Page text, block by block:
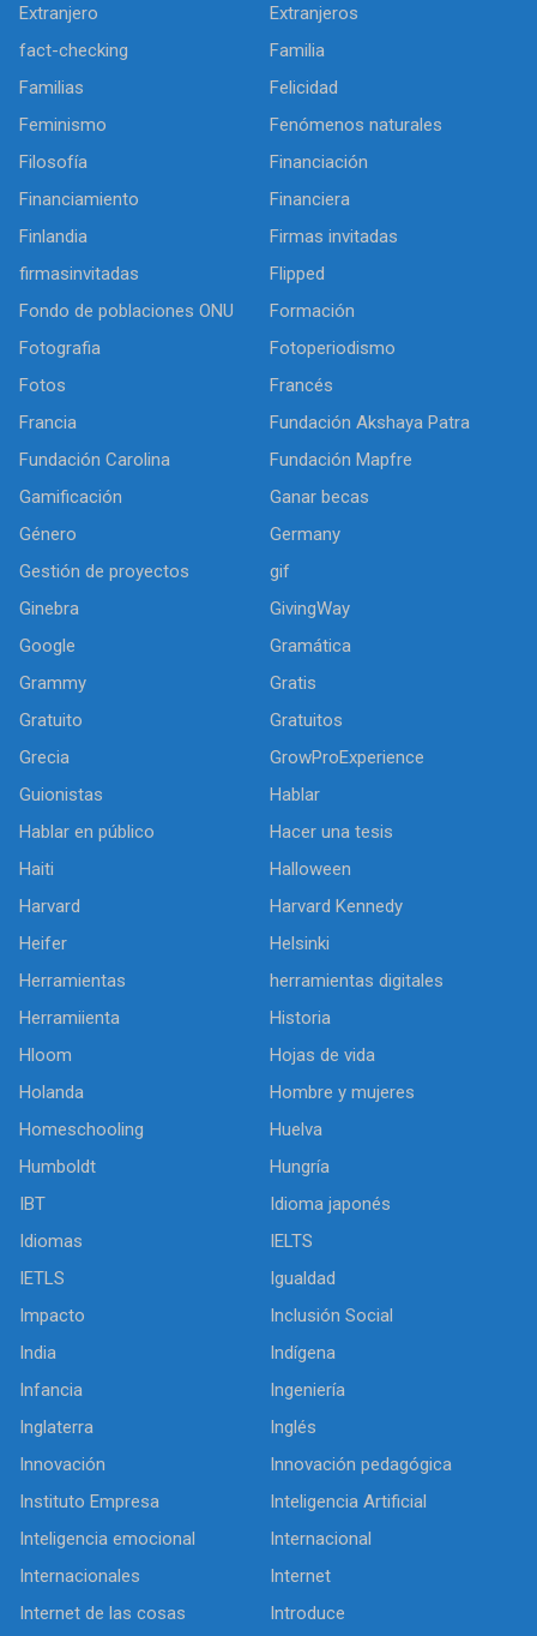
Extranjero
Extranjeros
fact-checking
Familia
Familias
Felicidad
Feminismo
Fenómenos naturales
Filosofía
Financiación
Financiamiento
Financiera
Finlandia
Firmas invitadas
firmasinvitadas
Flipped
Fondo de poblaciones ONU
Formación
Fotografia
Fotoperiodismo
Fotos
Francés
Francia
Fundación Akshaya Patra
Fundación Carolina
Fundación Mapfre
Gamificación
Ganar becas
Género
Germany
Gestión de proyectos
gif
Ginebra
GivingWay
Google
Gramática
Grammy
Gratis
Gratuito
Gratuitos
Grecia
GrowProExperience
Guionistas
Hablar
Hablar en público
Hacer una tesis
Haiti
Halloween
Harvard
Harvard Kennedy
Heifer
Helsinki
Herramientas
herramientas digitales
Herramiienta
Historia
Hloom
Hojas de vida
Holanda
Hombre y mujeres
Homeschooling
Huelva
Humboldt
Hungría
IBT
Idioma japonés
Idiomas
IELTS
IETLS
Igualdad
Impacto
Inclusión Social
India
Indígena
Infancia
Ingeniería
Inglaterra
Inglés
Innovación
Innovación pedagógica
Instituto Empresa
Inteligencia Artificial
Inteligencia emocional
Internacional
Internacionales
Internet
Internet de las cosas
Introduce